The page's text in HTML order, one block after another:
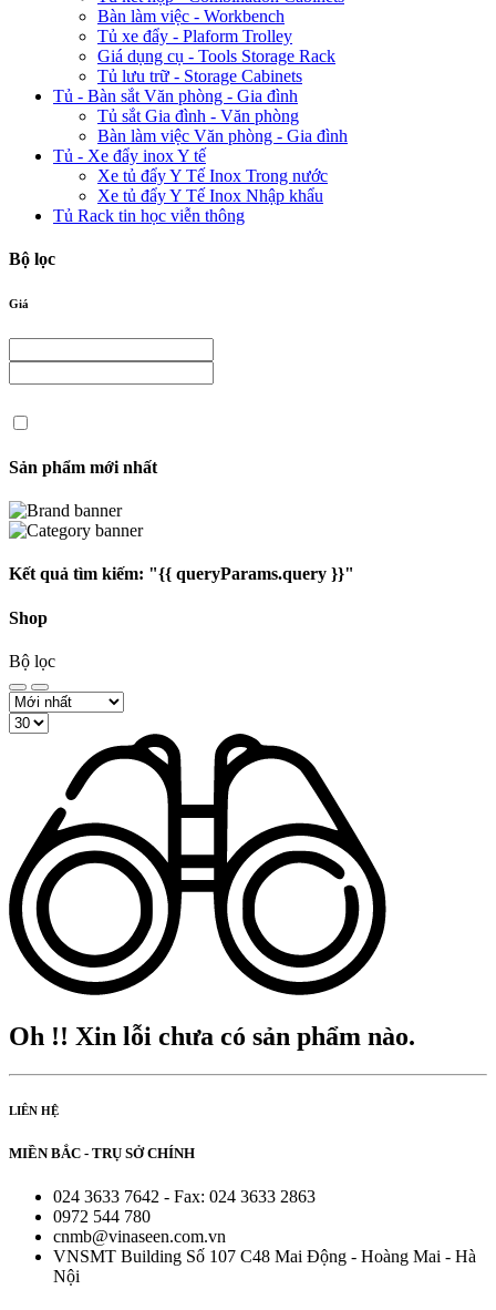
Bàn làm việc - Workbench
Tủ xe đẩy - Plaform Trolley
Giá dụng cụ - Tools Storage Rack
Tủ lưu trữ - Storage Cabinets
Tủ - Bàn sắt Văn phòng - Gia đình
Tủ sắt Gia đình - Văn phòng
Bàn làm việc Văn phòng - Gia đình
Tủ - Xe đẩy inox Y tế
Xe tủ đẩy Y Tế Inox Trong nước
Xe tủ đẩy Y Tế Inox Nhập khẩu
Tủ Rack tin học viễn thông
Bộ lọc
Giá
Sản phẩm mới nhất
Kết quả tìm kiếm: "{{ queryParams.query }}"
Shop
Bộ lọc
Oh !! Xin lỗi chưa có sản phẩm nào.
LIÊN HỆ
MIỀN BẮC - TRỤ SỞ CHÍNH
024 3633 7642 - Fax: 024 3633 2863
0972 544 780
cnmb@vinaseen.com.vn
VNSMT Building Số 107 C48 Mai Động - Hoàng Mai - Hà
Nội